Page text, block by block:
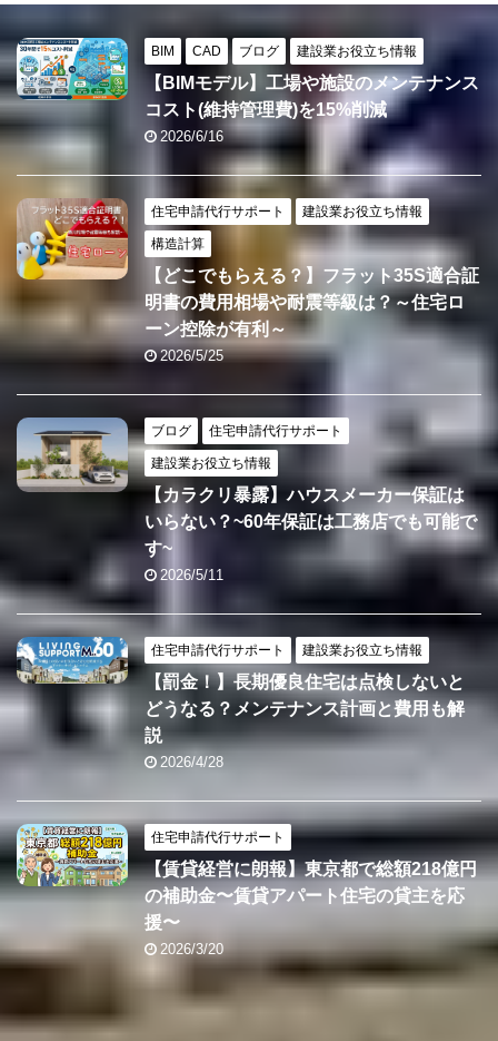
BIM CAD ブログ 建設業お役立ち情報
【BIMモデル】工場や施設のメンテナンス
コスト(維持管理費)を15%削減
2026/6/16
住宅申請代行サポート 建設業お役立ち情報
構造計算
【どこでもらえる？】フラット35S適合証
明書の費用相場や耐震等級は？～住宅ロ
ーン控除が有利～
2026/5/25
ブログ 住宅申請代行サポート
建設業お役立ち情報
【カラクリ暴露】ハウスメーカー保証は
いらない？~60年保証は工務店でも可能で
す~
2026/5/11
住宅申請代行サポート 建設業お役立ち情報
【罰金！】長期優良住宅は点検しないと
どうなる？メンテナンス計画と費用も解
説
2026/4/28
住宅申請代行サポート
【賃貸経営に朗報】東京都で総額218億円
の補助金〜賃貸アパート住宅の貸主を応
援〜
2026/3/20